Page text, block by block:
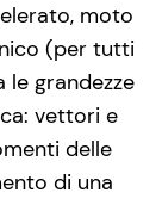
moto
(per tutti
le grandezze
vettori e
delle
di una